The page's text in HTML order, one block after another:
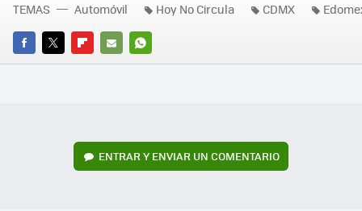
FACEBOOK
TWITTERFLIPBOARD
E-
WHATSAPP
TEMAS Automóvil Hoy No Circula CDMX
ENTRAR Y ENVIAR UN COMENTARIO